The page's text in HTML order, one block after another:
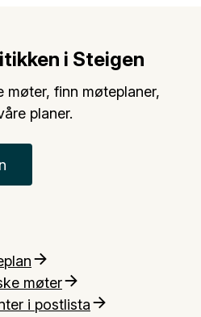
i Steigen
møter, finn møteplaner,
planer.
møter
i postlista